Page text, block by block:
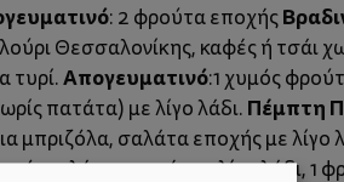
: 2 φρούτα εποχής
Θεσσαλονίκης, καφές ή τσάι
τυρί.Απογευματινό:1 χυμός
πατάτα) με λίγο λάδι. Πέμπτη
μπριζόλα, σαλάτα εποχής με λίγο
σαλάτα εποχής με λίγο λάδι, 1